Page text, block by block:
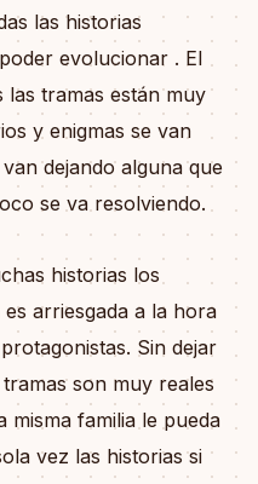
las historias
evolucionar . El
las tramas están muy
y enigmas se van
dejando alguna que
se va resolviendo.
historias los
arriesgada a la hora
Sin dejar
son muy reales
misma familia le pueda
vez las historias si